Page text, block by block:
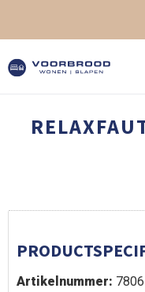
Artikelnummer: 7806